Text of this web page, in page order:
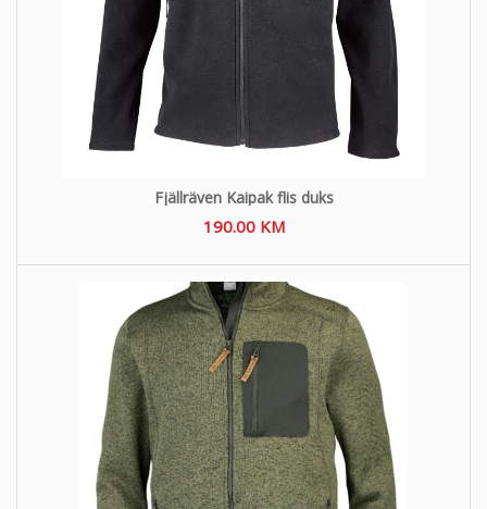
Fjällräven Kaipak flis duks
190.00 KM